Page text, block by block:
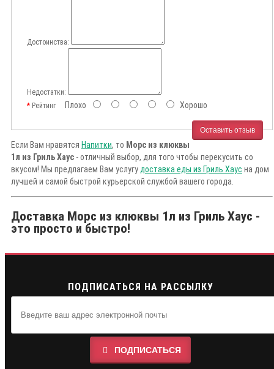
Достоинства:
Недостатки:
РейтингПлохо Хорошо
Оставить отзыв
Если Вам нравятся Напитки, то Морс из клюквы
1л из Гриль Хаус - отличный выбор, для того чтобы перекусить со
вкусом! Мы предлагаем Вам услугу доставка еды из Гриль Хаус на дом
лучшей и самой быстрой курьерской службой вашего города.
Доставка Морс из клюквы 1л из Гриль Хаус -
это просто и быстро!
ПОДПИСАТЬСЯ НА РАССЫЛКУ
ПОДПИСАТЬСЯ